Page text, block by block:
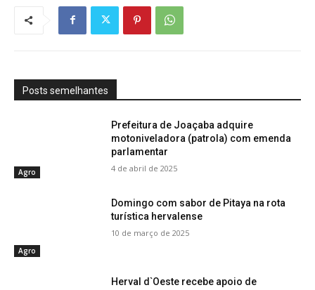
Posts semelhantes
Agro
Prefeitura de Joaçaba adquire
motoniveladora (patrola) com emenda
parlamentar
4 de abril de 2025
Agro
Domingo com sabor de Pitaya na rota
turística hervalense
10 de março de 2025
Herval d`Oeste recebe apoio de